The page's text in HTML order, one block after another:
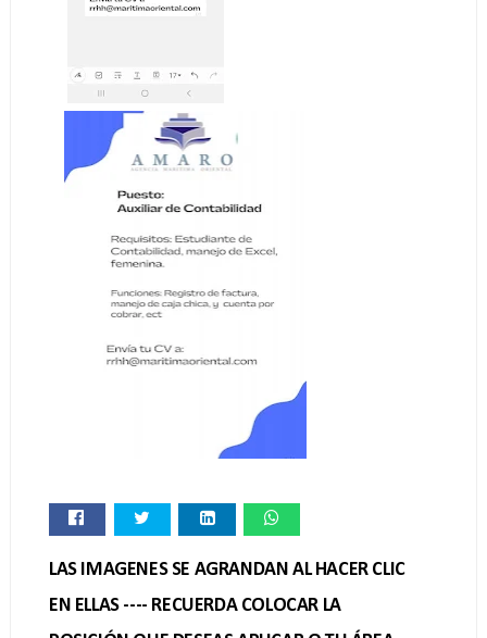
LAS IMAGENES SE AGRANDAN AL HACER CLIC
EN ELLAS ---- RECUERDA COLOCAR LA